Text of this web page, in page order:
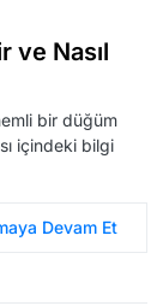
ve Nasıl
bir düğüm
içindeki bilgi
Devam Et